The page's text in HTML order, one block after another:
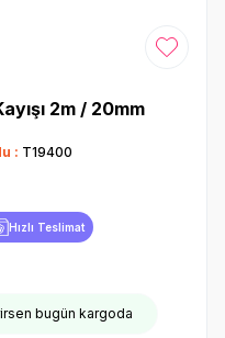
Favoriye
2m / 20mm
: T19400
Hızlı Teslimat
bugün kargoda